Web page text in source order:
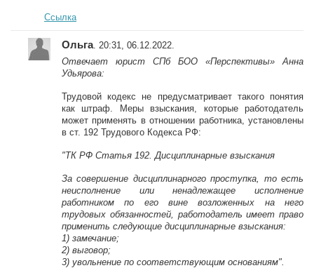
Ссылка
Ольга. 20:31, 06.12.2022.
Отвечает юрист СПб БОО «Перспективы» Анна
Удьярова:
Трудовой кодекс не предусматривает такого понятия
как штраф. Меры взыскания, которые работодатель
может применять в отношении работника, установлены
в ст. 192 Трудового Кодекса РФ:
"ТК РФ Статья 192. Дисциплинарные взыскания
За совершение дисциплинарного проступка, то есть
неисполнение или ненадлежащее исполнение
работником по его вине возложенных на него
трудовых обязанностей, работодатель имеет право
применить следующие дисциплинарные взыскания:
1) замечание;
2) выговор;
3) увольнение по соответствующим основаниям".